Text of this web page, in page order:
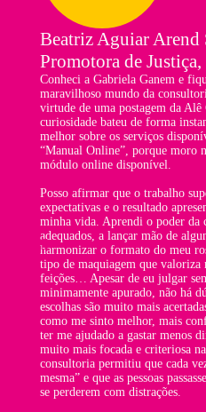
Beatriz Aguiar Arend
Promotora de Justiça,
Conheci a Gabriela Ganem e
maravilhoso mundo da
virtude de uma postagem da
curiosidade bateu de forma
melhor sobre os serviços
“Manual Online”, porque moro
módulo online disponível.
Posso afirmar que o trabalho
expectativas e o resultado
minha vida. Aprendi o poder da
adequados, a lançar mão de
harmonizar o formato do meu
tipo de maquiagem que valoriza
feições… Apesar de eu julgar
minimamente apurado, não há
escolhas são muito mais
como me sinto melhor, mais
ter me ajudado a gastar menos
muito mais focada e criteriosa
consultoria permitiu que cada
mesma” e que as pessoas
se perderem com distrações.